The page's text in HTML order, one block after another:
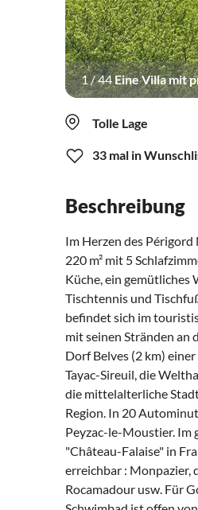
1/44Eine Villa mit
Tolle Lage
33 mal in
Beschreibung
Im Herzen des
220 m² mit 5
Küche, ein gemütliches
Tischtennis und
befindet sich im
mit seinen Stränden an
Dorf Belves (2 km)
Tayac-Sireuil, die
die mittelalterliche
Region. In 20
Peyzac-le-Moustier. Im
"Château-Falaise" in
erreichbar : Monpazier,
Rocamadour usw. Für